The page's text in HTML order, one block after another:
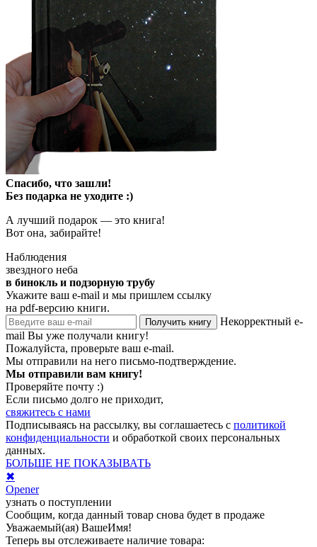
Спасибо, что зашли!
Без подарка не уходите :)
А лучший подарок — это книга!
Вот она, забирайте!
Наблюдения
звездного неба
в бинокль и подзорную трубу
Укажите ваш e-mail и мы пришлем ссылку
на pdf-версию книги.
Получить книгу
Некорректный e-
mail Вы уже получали книгу!
Пожалуйста, проверьте ваш e-mail.
Мы отправили на него письмо-подтверждение.
Мы отправили вам книгу!
Проверяйте почту :)
Если письмо долго не приходит,
свяжитесь с нами
Подписываясь на рассылку, вы соглашаетесь с политикой
конфиденциальности и обработкой своих персональных
данных.
БОЛЬШЕ НЕ ПОКАЗЫВАТЬ
✖
Opener
узнать о поступлении
Сообщим, когда данный товар снова будет в продаже
Уважаемый(ая) ВашеИмя!
Теперь вы отслеживаете наличие товара: